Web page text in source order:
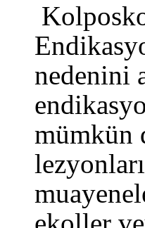
nedenini
mümkün